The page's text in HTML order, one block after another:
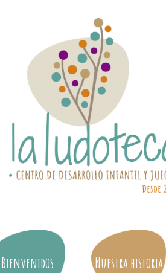
Bienvenidos Nuestra historia